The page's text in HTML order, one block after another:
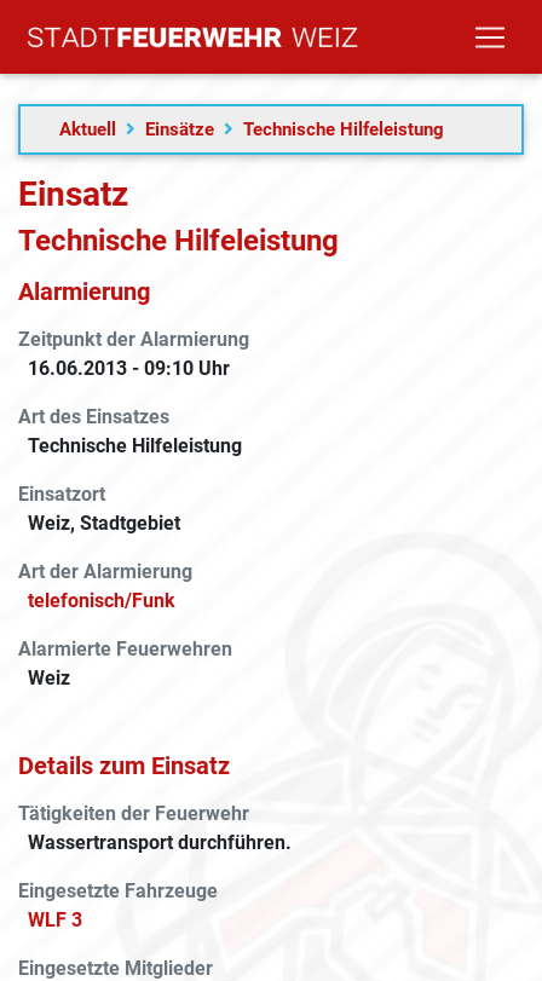
Aktuell Einsätze Technische Hilfeleistung
Einsatz
Technische Hilfeleistung
Alarmierung
Zeitpunkt der Alarmierung
16.06.2013 - 09:10 Uhr
Art des Einsatzes
Technische Hilfeleistung
Einsatzort
Weiz, Stadtgebiet
Art der Alarmierung
telefonisch/Funk
Alarmierte Feuerwehren
Weiz
Details zum Einsatz
Tätigkeiten der Feuerwehr
Wassertransport durchführen.
Eingesetzte Fahrzeuge
WLF 3
Eingesetzte Mitglieder